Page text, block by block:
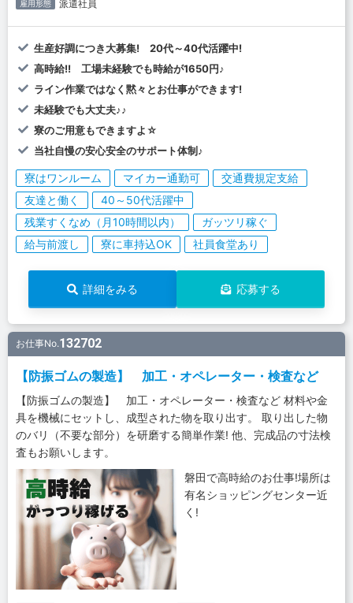
雇用形態 派遣社員
生産好調につき大募集! 20代～40代活躍中!
高時給!! 工場未経験でも時給が1650円♪
ライン作業ではなく黙々とお仕事ができます!
未経験でも大丈夫♪♪
寮のご用意もできますよ☆
当社自慢の安心安全のサポート体制♪
寮はワンルーム マイカー通勤可
交通費規定支給
友達と働く
40～50代活躍中
残業すくなめ（月10時間以内）
ガッツリ稼ぐ
給与前渡し
寮に車持込OK 社員食堂あり
詳細をみる 応募する
お仕事No.132702
【防振ゴムの製造】 加工・オペレーター・検査など
【防振ゴムの製造】 加工・オペレーター・検査など 材料や金
具を機械にセットし、成型された物を取り出す。 取り出した物
のバリ（不要な部分）を研磨する簡単作業! 他、完成品の寸法検
査もお願いします。
磐田で高時給のお仕事!場所は
有名ショッピングセンター近
く!